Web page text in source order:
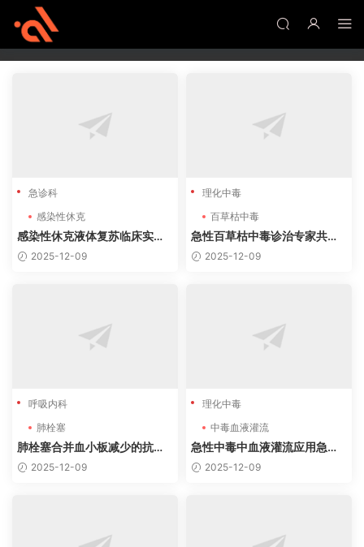
急诊科
感染性休克
感染性休克液体复苏临床实践
指南（2024-2025）
2025-12-09
理化中毒
百草枯中毒
急性百草枯中毒诊治专家共识
（2022）核心内容
2025-12-09
呼吸内科
肺栓塞
肺栓塞合并血小板减少的抗凝
治疗策略（2025指南）
2025-12-09
理化中毒
中毒血液灌流
急性中毒中血液灌流应用急诊
专家共识
2025-12-09